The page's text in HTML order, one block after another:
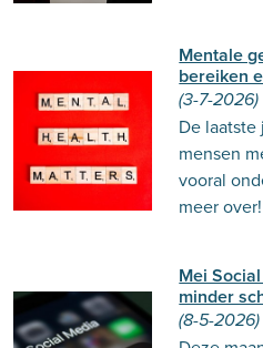
Mentale
bereiken
(3-7-2026)
De
mensen
vooral
meer over!
Mei
minder
(8-5-2026)